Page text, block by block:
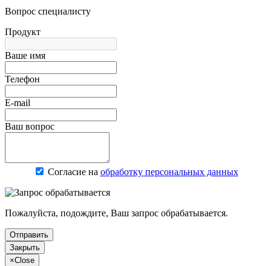
Вопрос специалисту
Продукт
Ваше имя
Телефон
E-mail
Ваш вопрос
Согласие на обработку персональных данных
Пожалуйста, подождите, Ваш запрос обрабатывается.
Отправить
Закрыть
×Close